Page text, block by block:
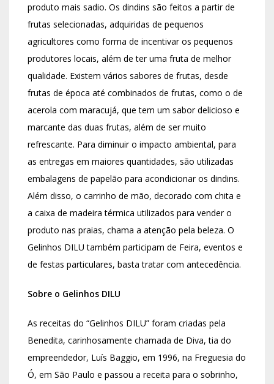
produto mais sadio. Os dindins são feitos a partir de
frutas selecionadas, adquiridas de pequenos
agricultores como forma de incentivar os pequenos
produtores locais, além de ter uma fruta de melhor
qualidade. Existem vários sabores de frutas, desde
frutas de época até combinados de frutas, como o de
acerola com maracujá, que tem um sabor delicioso e
marcante das duas frutas, além de ser muito
refrescante. Para diminuir o impacto ambiental, para
as entregas em maiores quantidades, são utilizadas
embalagens de papelão para acondicionar os dindins.
Além disso, o carrinho de mão, decorado com chita e
a caixa de madeira térmica utilizados para vender o
produto nas praias, chama a atenção pela beleza. O
Gelinhos DILU também participam de Feira, eventos e
de festas particulares, basta tratar com antecedência.
Sobre o Gelinhos DILU
As receitas do “Gelinhos DILU” foram criadas pela
Benedita, carinhosamente chamada de Diva, tia do
empreendedor, Luís Baggio, em 1996, na Freguesia do
Ó, em São Paulo e passou a receita para o sobrinho,